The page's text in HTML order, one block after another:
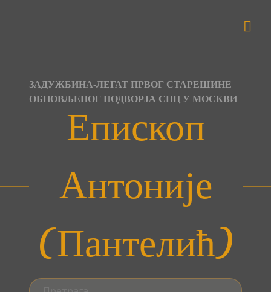
ЗАДУЖБИНА-ЛЕГАТ ПРВОГ СТАРЕШИНЕ
ОБНОВЉЕНОГ ПОДВОРЈА СПЦ У МОСКВИ
Епископ
Антоније
(Пантелић)
Претрага